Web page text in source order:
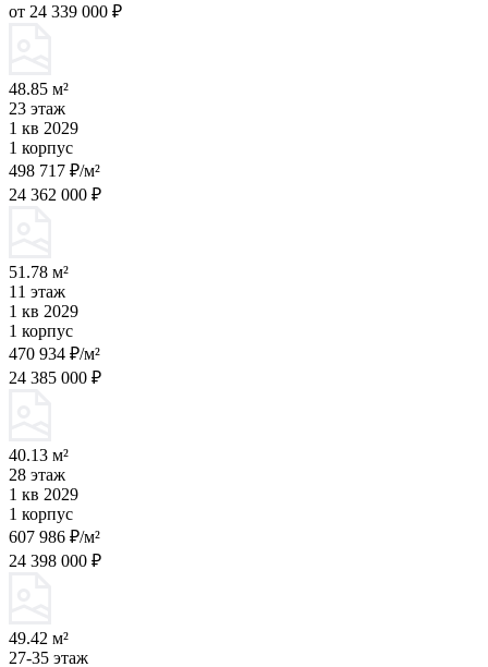
от 24 339 000 ₽
48.85 м²
23 этаж
1 кв 2029
1 корпус
498 717 ₽/м²
24 362 000 ₽
51.78 м²
11 этаж
1 кв 2029
1 корпус
470 934 ₽/м²
24 385 000 ₽
40.13 м²
28 этаж
1 кв 2029
1 корпус
607 986 ₽/м²
24 398 000 ₽
49.42 м²
27-35 этаж